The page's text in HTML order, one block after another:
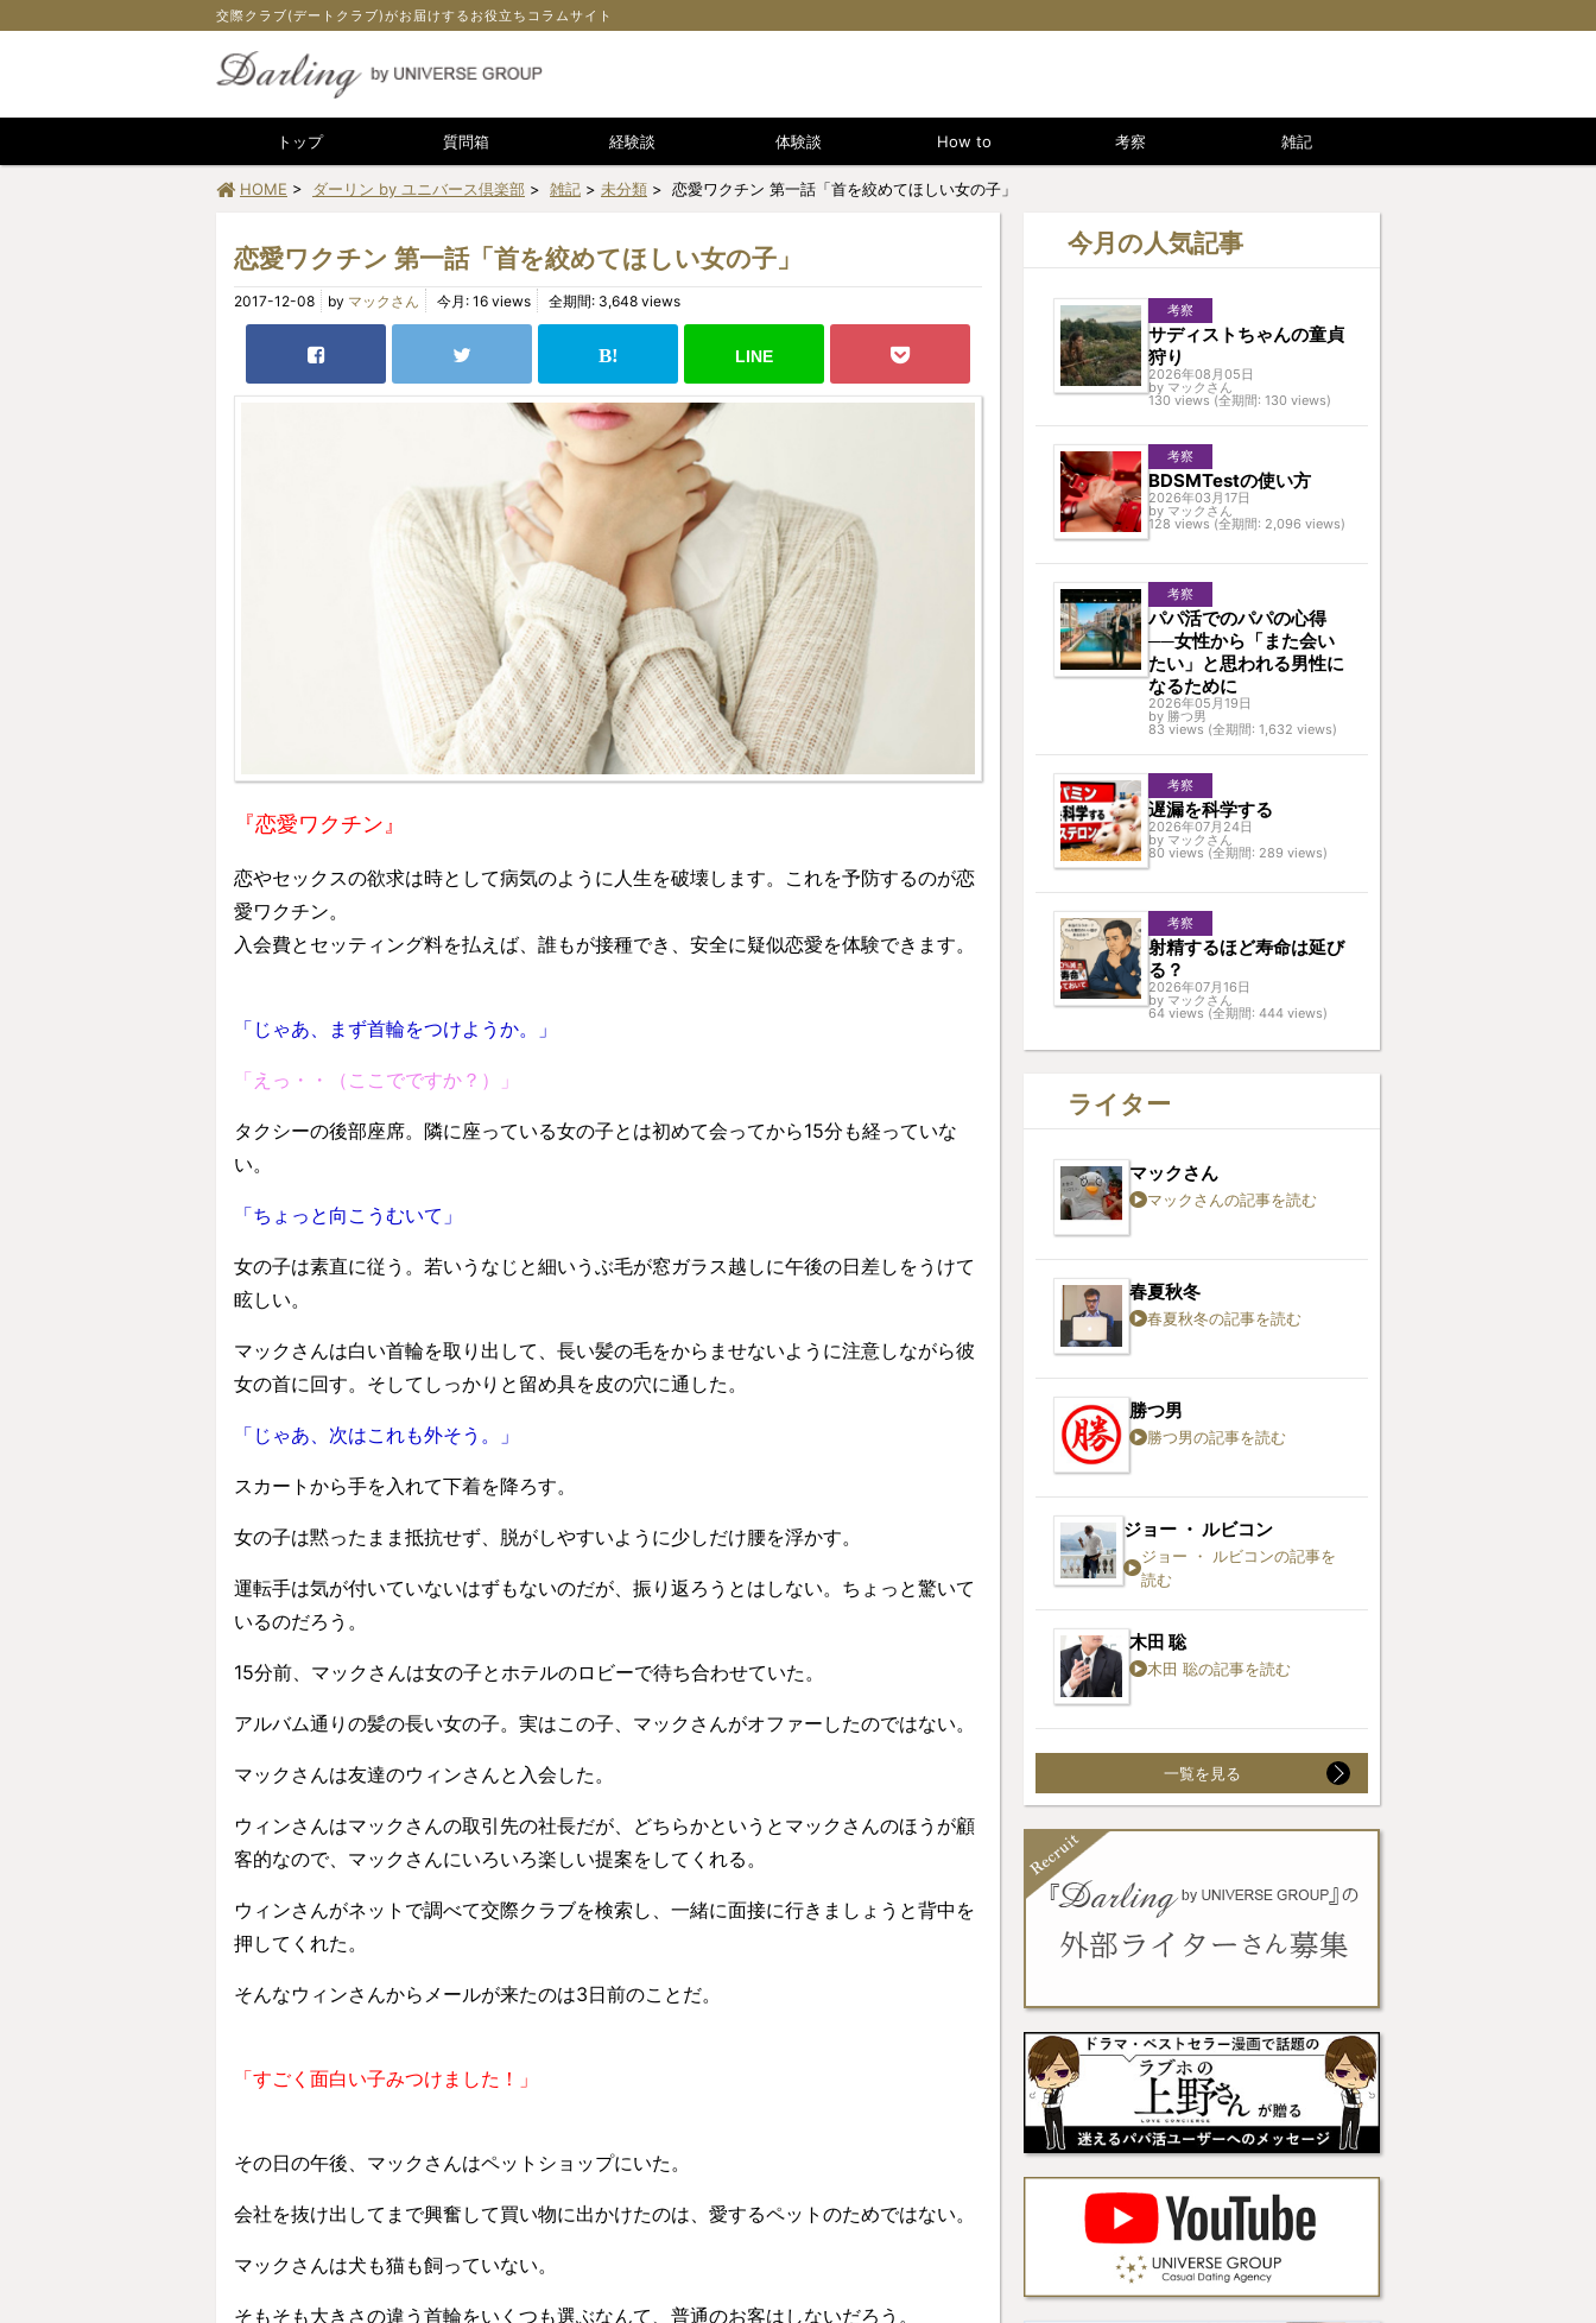
交際クラブ(デートクラブ)がお届けするお役立ちコラムサイト
トップ 質問箱 経験談 体験談 How to 考察 雑記
HOME > ダーリン by ユニバース倶楽部 > 雑記 > 未分類 > 恋愛ワクチン 第一話「首を絞めてほしい女の子」
恋愛ワクチン 第一話「首を絞めてほしい女の子」
2017-12-08 by マックさん 今月: 16 views 全期間: 3,648 views
『恋愛ワクチン』
恋やセックスの欲求は時として病気のように人生を破壊します。これを予防するのが恋
愛ワクチン。
入会費とセッティング料を払えば、誰もが接種でき、安全に疑似恋愛を体験できます。
「じゃあ、まず首輪をつけようか。」
「えっ・・（ここでですか？）」
タクシーの後部座席。隣に座っている女の子とは初めて会ってから15分も経っていな
い。
「ちょっと向こうむいて」
女の子は素直に従う。若いうなじと細いうぶ毛が窓ガラス越しに午後の日差しをうけて
眩しい。
マックさんは白い首輪を取り出して、長い髪の毛をからませないように注意しながら彼
女の首に回す。そしてしっかりと留め具を皮の穴に通した。
「じゃあ、次はこれも外そう。」
スカートから手を入れて下着を降ろす。
女の子は黙ったまま抵抗せず、脱がしやすいように少しだけ腰を浮かす。
運転手は気が付いていないはずもないのだが、振り返ろうとはしない。ちょっと驚いて
いるのだろう。
15分前、マックさんは女の子とホテルのロビーで待ち合わせていた。
アルバム通りの髪の長い女の子。実はこの子、マックさんがオファーしたのではない。
マックさんは友達のウィンさんと入会した。
ウィンさんはマックさんの取引先の社長だが、どちらかというとマックさんのほうが顧
客的なので、マックさんにいろいろ楽しい提案をしてくれる。
ウィンさんがネットで調べて交際クラブを検索し、一緒に面接に行きましょうと背中を
押してくれた。
そんなウィンさんからメールが来たのは3日前のことだ。
「すごく面白い子みつけました！」
その日の午後、マックさんはペットショップにいた。
会社を抜け出してまで興奮して買い物に出かけたのは、愛するペットのためではない。
マックさんは犬も猫も飼っていない。
そもそも大きさの違う首輪をいくつも選ぶなんて、普通のお客はしないだろう。
今月の人気記事
考察
サディストちゃんの童貞
狩り
2026年08月05日
by マックさん
130 views (全期間: 130 views)
考察
BDSMTestの使い方
2026年03月17日
by マックさん
128 views (全期間: 2,096 views)
考察
パパ活でのパパの心得
──女性から「また会い
たい」と思われる男性に
なるために
2026年05月19日
by 勝つ男
83 views (全期間: 1,632 views)
考察
遅漏を科学する
2026年07月24日
by マックさん
80 views (全期間: 289 views)
考察
射精するほど寿命は延び
る？
2026年07月16日
by マックさん
64 views (全期間: 444 views)
ライター
マックさん
マックさんの記事を読む
春夏秋冬
春夏秋冬の記事を読む
勝つ男
勝つ男の記事を読む
ジョー ・ ルビコン
ジョー ・ ルビコンの記事を
読む
木田 聡
木田 聡の記事を読む
一覧を見る